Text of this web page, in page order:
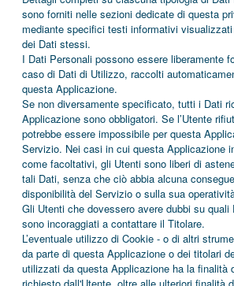
sono forniti nelle sezioni dedicate di questa
mediante specifici testi informativi
dei Dati stessi.
I Dati Personali possono essere liberamente
caso di Dati di Utilizzo, raccolti
questa Applicazione.
Se non diversamente specificato, tutti i Dati
Applicazione sono obbligatori. Se l’Utente
potrebbe essere impossibile per questa
Servizio. Nei casi in cui questa Applicazione
come facoltativi, gli Utenti sono liberi di
tali Dati, senza che ciò abbia alcuna
disponibilità del Servizio o sulla sua
Gli Utenti che dovessero avere dubbi su quali
sono incoraggiati a contattare il Titolare.
L’eventuale utilizzo di Cookie - o di altri
da parte di questa Applicazione o dei titolari
utilizzati da questa Applicazione ha la finalità